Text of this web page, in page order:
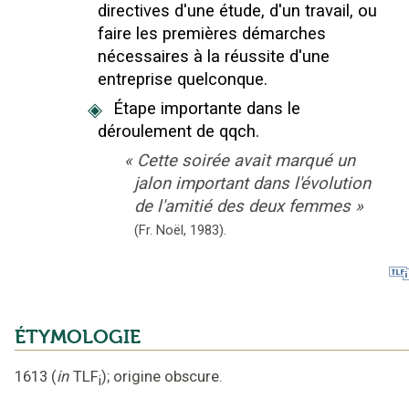
directives d'une étude, d'un travail, ou
faire les premières démarches
nécessaires à la réussite d'une
entreprise quelconque.
◈
Étape importante dans le
déroulement de qqch.
« Cette soirée avait marqué un
jalon important dans l'évolution
de l'amitié des deux femmes »
(Fr. Noël, 1983).
ÉTYMOLOGIE
1613 (in TLFi); origine obscure.